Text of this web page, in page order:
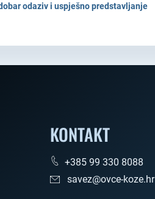
odaziv i uspješno predstavljanje
KONTAKT
+385 99 330 8088
savez@ovce-koze.hr